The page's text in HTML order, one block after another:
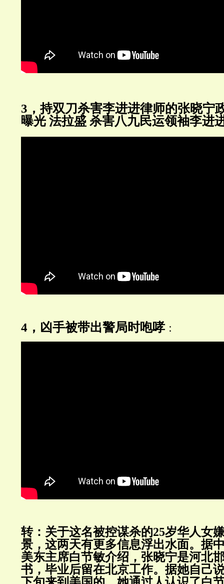
3，持双刀杀害李进进律师的张晓宁
曝光 法拉盛 杀害八九民运领袖李进
4，凶手被带出警局时咆哮 ：
转：关于这名被控谋杀的25岁华人女
景，这两天有更多信息浮出水面。据
美东主席白节敏介绍，张晓宁是河北
书，毕业后留在北京工作。据她自己